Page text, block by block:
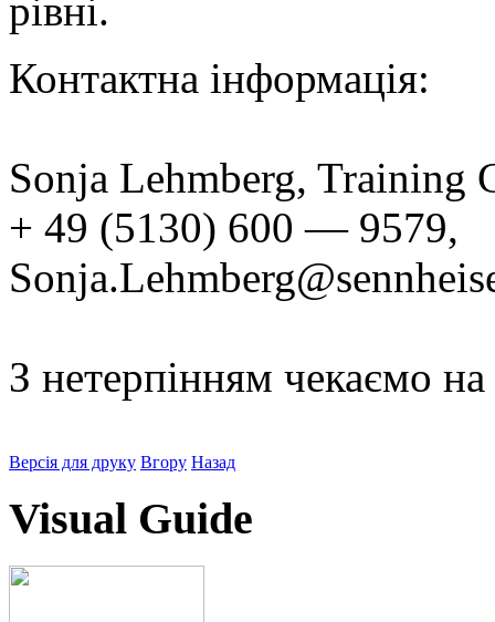
рівні.
Контактна інформація:
Sonja Lehmberg, Training
+ 49 (5130) 600 — 9579,
З нетерпінням чекаємо
Версія для друку Вгору Назад
Visual Guide